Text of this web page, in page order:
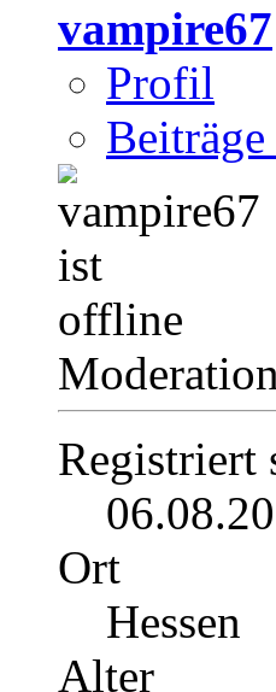
vampire67
Profil
Beiträge
Registriert
Ort
Hessen
Alter